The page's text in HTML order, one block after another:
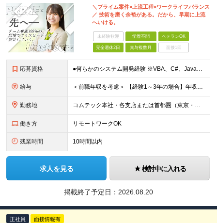
＼プライム案件×上流工程×ワークライフバランス
／ 技術を磨く余裕がある。だから、早期に上流
へいける。
未経験歓迎 学歴不問 ベテランOK
完全週休2日 賞与複数月 面接1回
応募資格 ●何らかのシステム開発経験 ※VBA、C#、Java、.NETなどオブジェクト指向言語の経験者は歓迎します！ ●学歴不問 ＼こんな方にぴったり／ ◆「ただの作業者」から抜け出したい方 ◆エンドユーザ
給与 ＜前職年収を考慮＞ 【経験1～3年の場合】年収410万円～464万円 月給29万6000円～月給33万5500円+賞与年2回（6・12月） ※みなし残業代（10時間分／2万2000円～2万3500円）
勤務地 コムテック本社・各支店または首都圏（東京・神奈川・埼玉・千葉）のクライアント様のワークスペースにて勤務いただきます。 ※転居を伴う異動はありません ＜各拠点について＞ ■東京本社／東京都港区芝浦1-
働き方 リモートワークOK
残業時間 10時間以内
求人を見る 検討中に入れる
掲載終了予定日： 2026.08.20
正社員 面接情報有